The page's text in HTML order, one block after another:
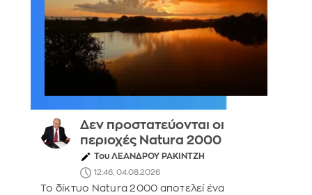
Δεν προστατεύονται οι
περιοχές Natura 2000
Του ΛΕΑΝΔΡΟΥ ΡΑΚΙΝΤΖΗ
12:46, 04.08.2026
Το δίκτυο Natura 2000 αποτελεί ένα